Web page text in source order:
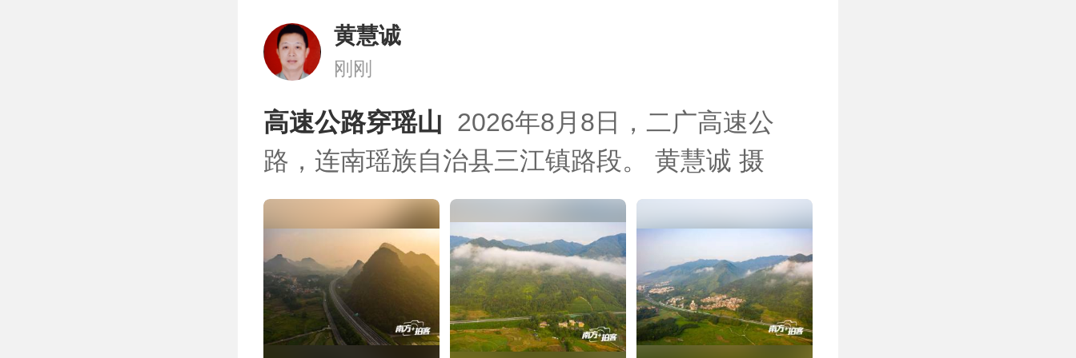
黄慧诚
刚刚
高速公路穿瑶山 2026年8月8日，二广高速公
路，连南瑶族自治县三江镇路段。 黄慧诚 摄